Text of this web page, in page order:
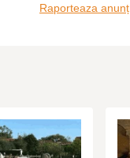
Raporteaza anunț